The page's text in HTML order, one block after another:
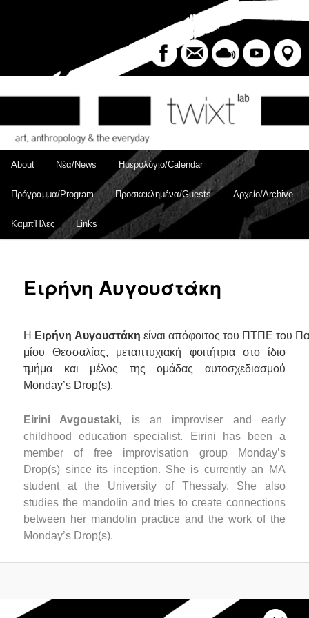
to
content
menu
About Νέα/News Ημερολόγιο/Calendar
Πρόγραμμα/Program Προσκεκλημένα/Guests Αρχείο/Archive
ΚαμπΉλες Links
Ειρήνη Αυγουστάκη
Η Ειρήνη Αυγουστάκη είναι απόφοιτος του ΠΤΠΕ του
μίου Θεσσαλίας, μεταπτυχιακή φοιτήτρια στο ίδιο
τμήμα και μέλος της ομάδας αυτοσχεδιασμού
Monday’s Drop(s).
Eirini Avgoustaki, is an improviser and early
childhood education specialist. Eirini has been a
member of free improvisation group Monday’s
Drop(s) since its inception. She is currently an
MA
student at the University of Thessaly. She also
studies the mandolin and tries to create connections
between her mandolin practice and the work of the
Monday’s Drop(s).